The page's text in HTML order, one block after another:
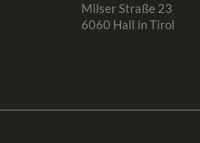
Milser Straße 23
6060 Hall in Tirol